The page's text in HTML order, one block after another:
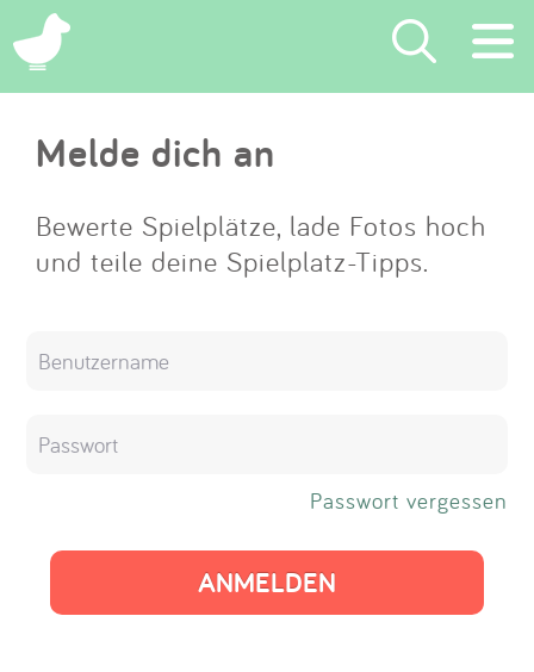
×
Suchen
Eintragen
App
Melde dich an
Bewerte Spielplätze, lade Fotos hoch
und teile deine Spielplatz-Tipps.
Passwort vergessen